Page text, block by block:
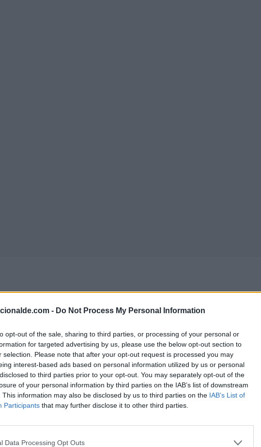
- Do Not Process My Personal Information
opt-out of the sale, sharing to third parties, or processing of your personal or
for targeted advertising by us, please use the below opt-out section to
selection. Please note that after your opt-out request is processed you may
interest-based ads based on personal information utilized by us or personal
to third parties prior to your opt-out. You may separately opt-out of the
of your personal information by third parties on the IAB’s list of downstream
This information may also be disclosed by us to third parties on the IAB’s List of
Participants that may further disclose it to other third parties.
Data Processing Opt Outs
de la distancia más alejada de la Tierra por los humanos,
mientras rodean la cara oculta de la Luna.